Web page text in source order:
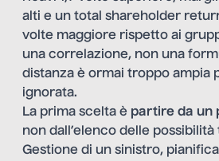
alti e un total shareholder
volte maggiore rispetto ai
una correlazione, non una
distanza è ormai troppo ampia
ignorata.
La prima scelta è partire da un
non dall’elenco delle
Gestione di un sinistro,